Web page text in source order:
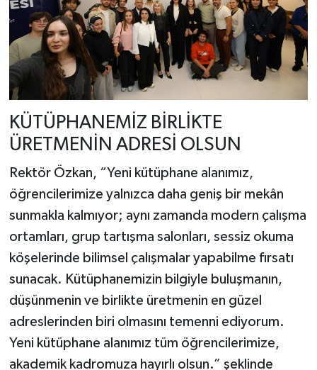
KÜTÜPHANEMİZ BİRLİKTE
ÜRETMENİN ADRESİ OLSUN
Rektör Özkan, “Yeni kütüphane alanımız,
öğrencilerimize yalnızca daha geniş bir mekân
sunmakla kalmıyor; aynı zamanda modern çalışma
ortamları, grup tartışma salonları, sessiz okuma
köşelerinde bilimsel çalışmalar yapabilme fırsatı
sunacak. Kütüphanemizin bilgiyle buluşmanın,
düşünmenin ve birlikte üretmenin en güzel
adreslerinden biri olmasını temenni ediyorum.
Yeni kütüphane alanımız tüm öğrencilerimize,
akademik kadromuza hayırlı olsun.” şeklinde